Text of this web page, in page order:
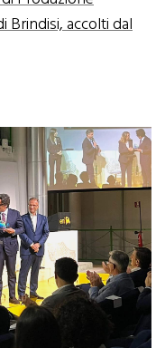
Brindisi, accolti dal